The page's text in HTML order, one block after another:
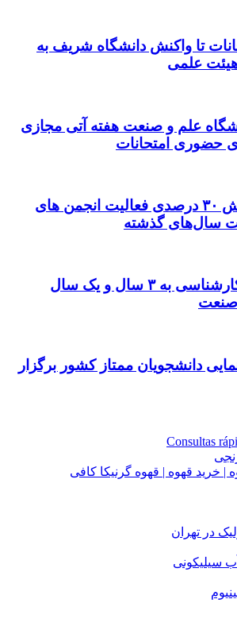
تا واکنش دانشگاه شریف به
علمی
علم و صنعت هفته آتی مجازی
حضوری امتحانات
صراف: افزایش ۳۰ درصدی فعالیت انجمن های
سال‌های گذشته
کاهش دوره کارشناسی به ۳ سال و یک سال
صنعت
دانشجویان ممتاز کشور برگزار
Consultas
| خرید قهوه | قهوه گرنیکا کافی
در تهران
سیلیکونی